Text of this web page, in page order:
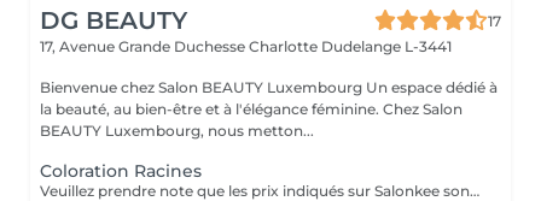
DG BEAUTY
17
17, Avenue Grande Duchesse Charlotte Dudelange L-3441
Bienvenue chez Salon BEAUTY Luxembourg Un espace dédié à
la beauté, au bien-être et à l'élégance féminine. Chez Salon
BEAUTY Luxembourg, nous metton...
Coloration Racines
Veuillez prendre note que les prix indiqués sur Salonkee sont communiqués à titre informatif et s'entendent de base. Ces derniers sont susceptibles de varier selon le diagnostic réalisé à votre arrivée au salon et l'expertise du professionnel à qui vous confiez votre beauté. Dans tous les cas, un devis précis vous sera proposé et toutes réalisations de prestations seront effectuées avec votre accord. Un grand merci d'avance pour votre compréhension. Au plaisir de vous recevoir très vite.